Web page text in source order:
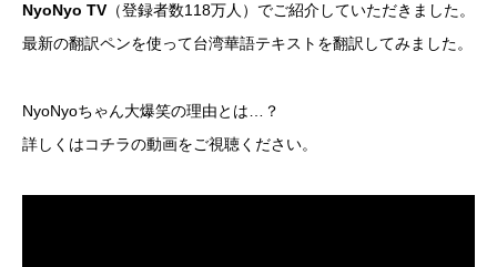
NyoNyo TV （登録者数118万人）でご紹介していただきました。
最新の翻訳ペンを使って台湾華語テキストを翻訳してみました。
NyoNyoちゃん大爆笑の理由とは…？
詳しくはコチラの動画をご視聴ください。